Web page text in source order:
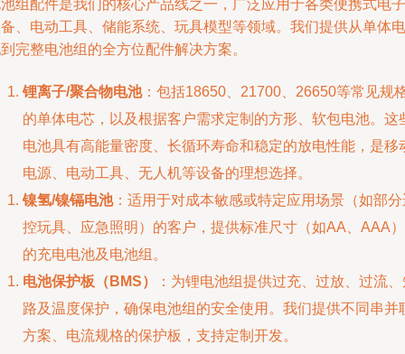
组配件是我们的核心产品线之一，广泛应用于各类便携式电子
、电动工具、储能系统、玩具模型等领域。我们提供从单体电
完整电池组的全方位配件解决方案。
锂离子/聚合物电池：包括18650、21700、26650等常见规
的单体电芯，以及根据客户需求定制的方形、软包电池。这
电池具有高能量密度、长循环寿命和稳定的放电性能，是移
电源、电动工具、无人机等设备的理想选择。
镍氢/镍镉电池：适用于对成本敏感或特定应用场景（如部分
控玩具、应急照明）的客户，提供标准尺寸（如AA、AAA）
的充电电池及电池组。
电池保护板（BMS）
：为锂电池组提供过充、过放、过流
路及温度保护，确保电池组的安全使用。我们提供不同串并
方案、电流规格的保护板，支持定制开发。